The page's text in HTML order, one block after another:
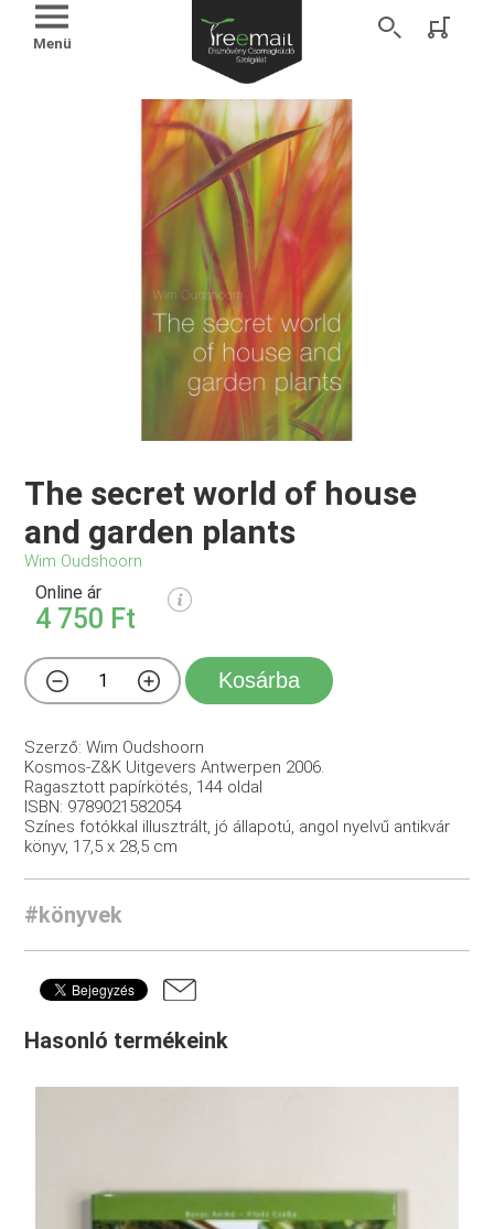
Menü
The secret world of house
and garden plants
Wim Oudshoorn
Online ár
4 750 Ft
Kosárba
Szerző: Wim Oudshoorn
Kosmos-Z&K Uitgevers Antwerpen 2006.
Ragasztott papírkötés, 144 oldal
ISBN: 9789021582054
Színes fotókkal illusztrált, jó állapotú, angol nyelvű antikvár
könyv, 17,5 x 28,5 cm
#könyvek
Hasonló termékeink